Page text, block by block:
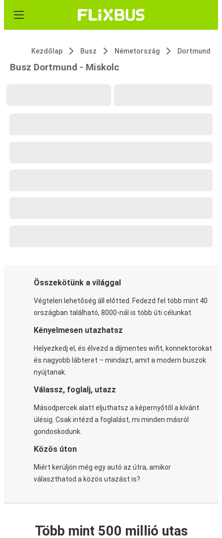
Kezdőlap Busz Németország Dortmund
Busz Dortmund - Miskolc
Összekötünk a világgal
Végtelen lehetőség áll előtted. Fedezd fel több mint 40
országban található, 8000-nál is több úti célunkat.
Kényelmesen utazhatsz
Helyezkedj el, és élvezd a díjmentes wifit, konnektorokat
és nagyobb lábteret – mindazt, amit a modern buszok
nyújtanak.
Válassz, foglalj, utazz
Másodpercek alatt eljuthatsz a képernyőtől a kívánt
ülésig. Csak intézd a foglalást, mi minden másról
gondoskodunk.
Közös úton
Miért kerüljön még egy autó az útra, amikor
választhatod a közös utazást is?
Több mint 500 millió utas